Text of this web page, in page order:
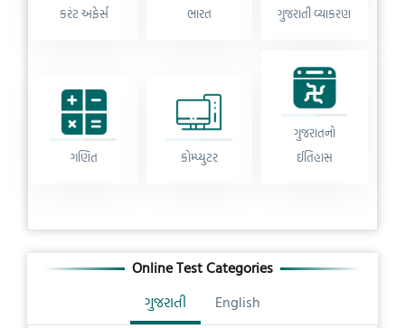
કરંટ અફેર્સ
ભારત
ગુજરાતી વ્યાકરણ
ગણિત કોમ્પ્યુટર
ગુજરાતનો
ઈતિહાસ
Online Test Categories
ગુજરાતી
English